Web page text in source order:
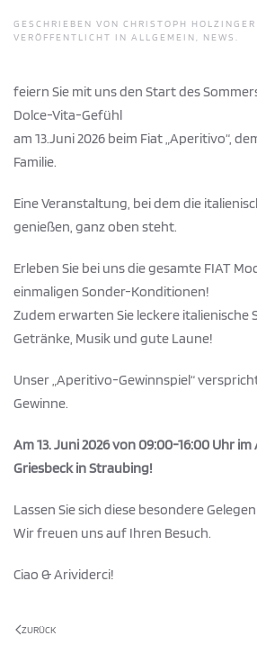
GESCHRIEBEN VON CHRISTOPH HOLZINGER
VERÖFFENTLICHT IN ALLGEMEIN NEWS
feiern Sie mit uns den Start des
Dolce-Vita-Gefühl
am 13.Juni 2026 beim Fiat „Aperitivo“,
Familie.
Eine Veranstaltung, bei dem die
genießen, ganz oben steht.
Erleben Sie bei uns die gesamte FIAT
einmaligen Sonder-Konditionen!
Zudem erwarten Sie leckere italienische
Getränke, Musik und gute Laune!
Unser „Aperitivo-Gewinnspiel“
Gewinne.
Am 13. Juni 2026 von 09:00-16:00 Uhr
Griesbeck in Straubing!
Lassen Sie sich diese besondere
Wir freuen uns auf Ihren Besuch.
Ciao & Arividerci!
ZURÜCK